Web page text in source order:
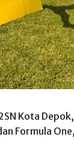
Kota
Formula